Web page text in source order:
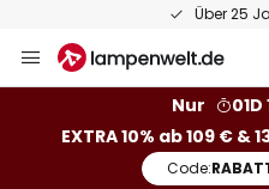
Über 25
Inhalt
Nur
01D
EXTRA 10% ab 109 € &
Code: